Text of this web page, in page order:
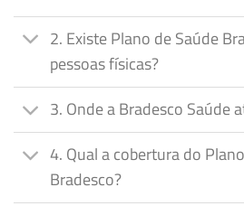
2. Existe Plano de Saúde
pessoas físicas?
3. Onde a Bradesco Saúde
4. Qual a cobertura do
Bradesco?